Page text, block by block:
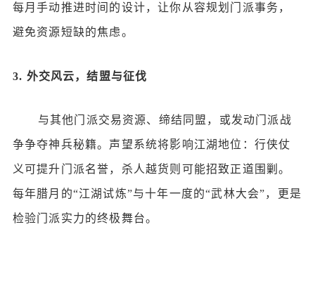
每月手动推进时间的设计，让你从容规划门派事务，
避免资源短缺的焦虑。
3. 外交风云，结盟与征伐
与其他门派交易资源、缔结同盟，或发动门派战
争争夺神兵秘籍。声望系统将影响江湖地位：行侠仗
义可提升门派名誉，杀人越货则可能招致正道围剿。
每年腊月的“江湖试炼”与十年一度的“武林大会”，更是
检验门派实力的终极舞台。